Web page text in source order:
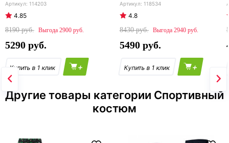
114203
4.85
8190
2900
5290
+
118534
4.8
8430
2940
5490
+
Другие товары категории Спортивный
костюм